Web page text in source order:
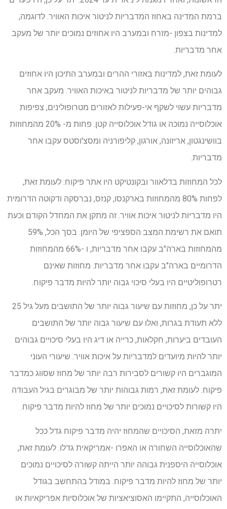
ברמת המדינה באחוז המדבריות לניטור איכות האוויר. לדוגמה,
למדינות בצפון -מזרח ובמערב היו אחוזים נמוכים יותר של מעקב
אחר מדבריות.
לעומת זאת, למדינות באזורי ההרים ובמערב התיכון היו אחוזים
גבוהים יותר של מדבריות לניטור באיכות האוויר. מעקב אחר
מדבריות עשוי לשקף אי-פעילות לאזורים מטרופולינים, צפיפות
אוכלוסייה נמוכה או גודל אוכלוסייה קטן. פחות מ- 20% מהמחוזות
בוושינגטון, אריזונה, אורגון, קליפורניה ומסצ'וסטס עקבו אחר
מדבריות.
לכל המחוזות בדלאוור ובקונטיקט היו אתר פיקוח. לעומת זאת,
לפחות 80% מהמחוזות בארקנסו, קנזס, נברסקה ודקוטה הדרומית
היו מדבריות לניטור איכות אוויר. זה מתקן את המחדל הקודם וכעת
תואם את רשימת המצב הספציפי של היומן. בסך הכל, 59%
מהמחוזות בארה"ב עקבו אחר מדבריות, ו -66% מהמחוזות
הדרומיים בארה"ב עקבו אחר מדבריות. מחוזות שאינם
רטרופוליטיים היו בעלי סיכוי גבוה יותר להיות מדבר פיקוח.
יתר על כן, מחוזות עם שיעור גבוה יותר של התושבים מעל גיל 25
ללא תעודת בגרות, ואלו עם שיעור גבוה יותר של התושבים
העובדים ביערות, חקלאות, כרייה או דיג היו בעלי סיכויים גבוהים
יותר להיות מיועדים למדבריות על איכות אוויר. שיעורי העוני
המוגברים היו קשורים לסבירות רבה יותר של מחוז שסווג כמדבר
פיקוח. לעומת זאת, רמות גבוהות יותר של מבוגרים בגיל העבודה
היו קשורות לסיכויים נמוכים יותר של מחוז להיות מדבר פיקוח.
יתרה מזאת, הסיכויים שהמחוז יהיה מדבר פיקוח גדל ככל
שהאוכלוסייה השחורה או האפרו -אמריקאית גדלו. לעומת זאת,
אוכלוסייה היספנית גבוהה יותר הייתה קשורה לסיכויים נמוכים
יותר של מחוז להיות מדבר פיקוח. במודל בהתחשב בגודל
האוכלוסייה, התקיימו האסוציאציות של אוכלוסיות אפריקאיות או